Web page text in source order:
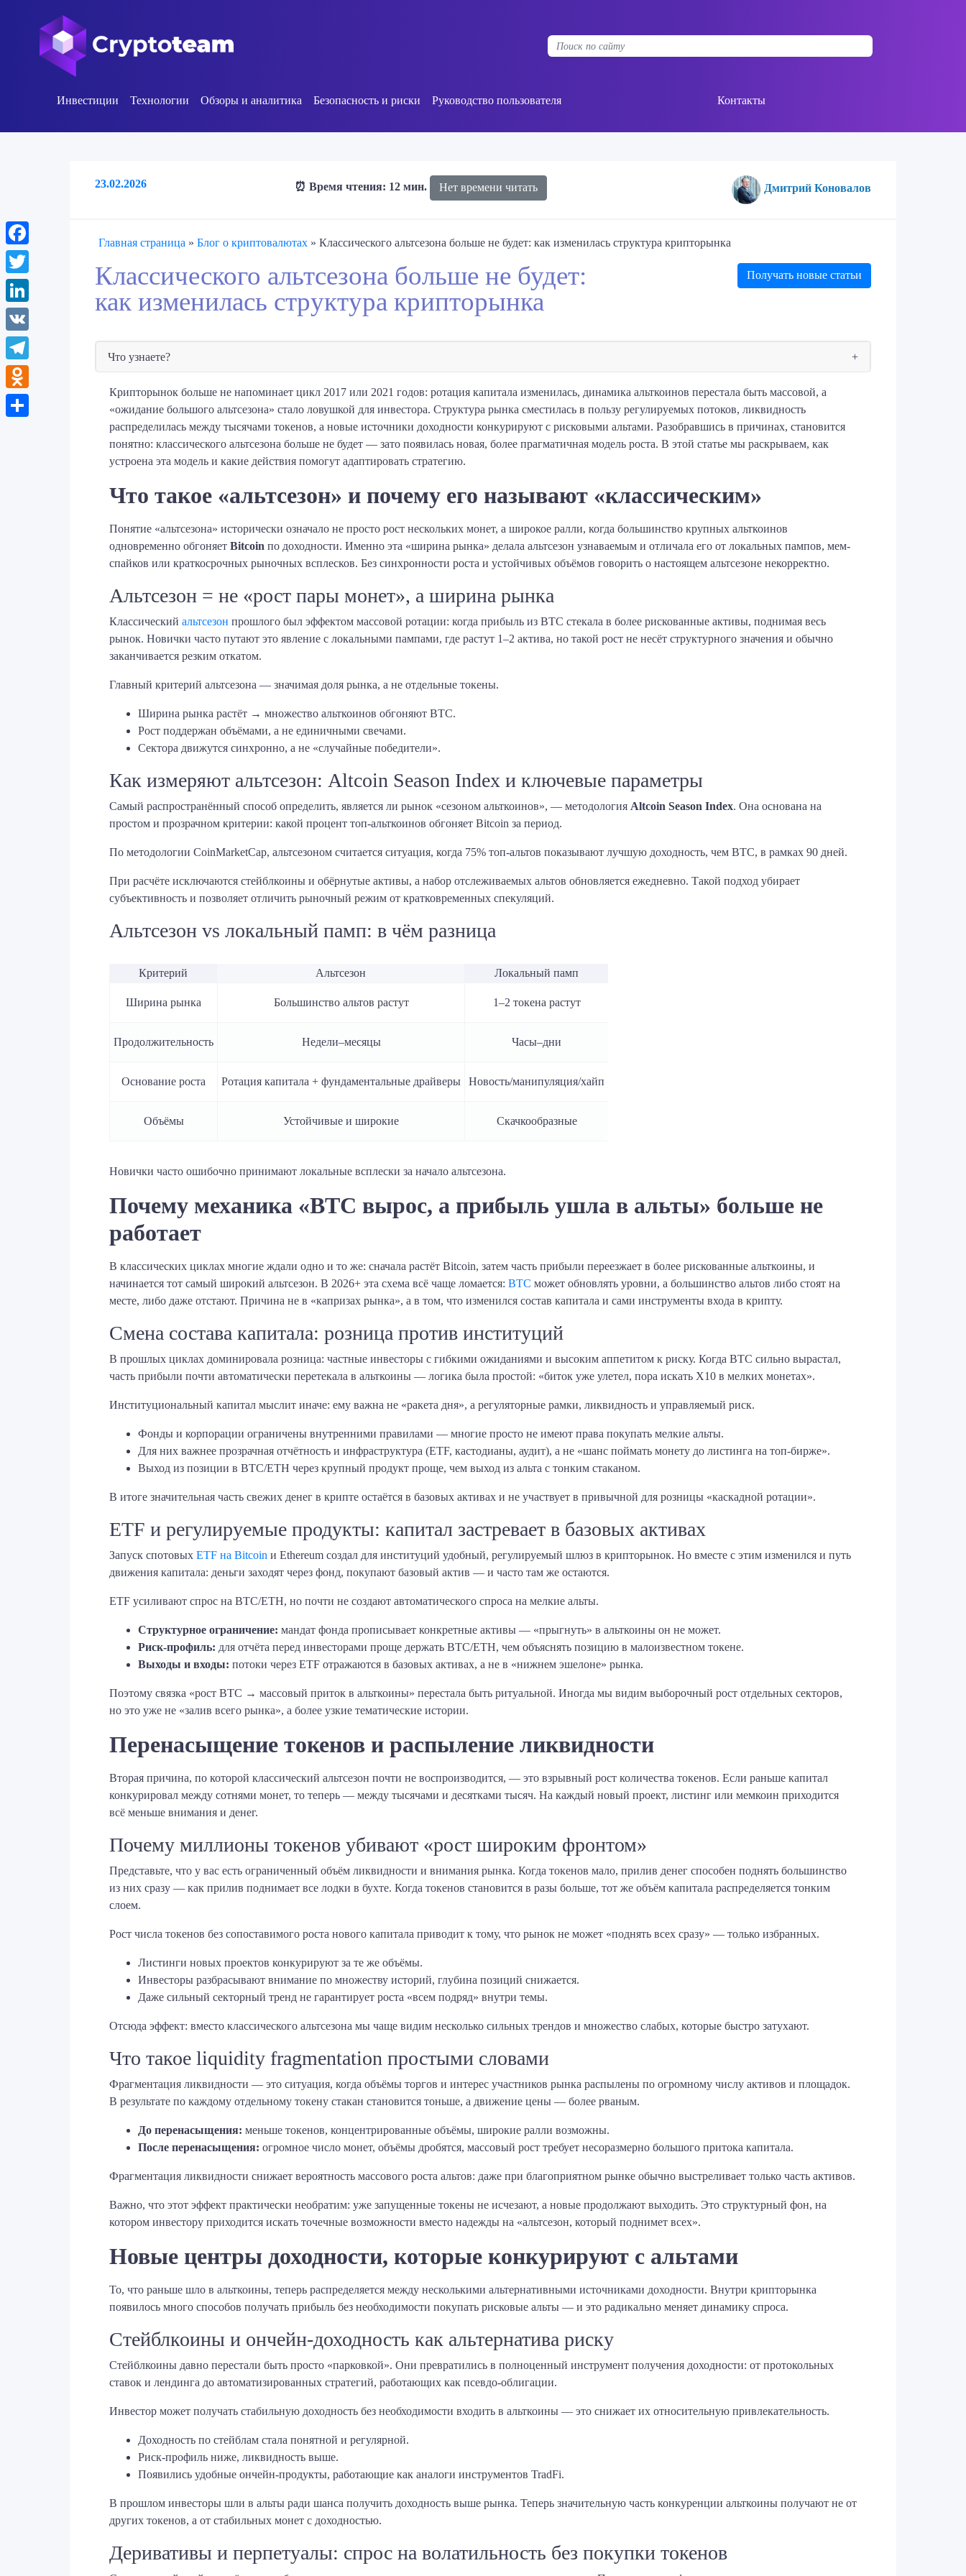
Инвестиции Технологии Обзоры и аналитика Безопасность и риски Руководство пользователя Контакты
23.02.2026 ⏰ Время чтения: 12 мин. Нет времени читать Дмитрий Коновалов
Главная страница » Блог о криптовалютах » Классического альтсезона больше не будет: как изменилась структура крипторынка
Классического альтсезона больше не будет:
как изменилась структура крипторынка
Получать новые статьи
Что узнаете?
Крипторынок больше не напоминает цикл 2017 или 2021 годов: ротация капитала изменилась, динамика альткоинов перестала быть массовой, а
«ожидание большого альтсезона» стало ловушкой для инвестора. Структура рынка сместилась в пользу регулируемых потоков, ликвидность
распределилась между тысячами токенов, а новые источники доходности конкурируют с рисковыми альтами. Разобравшись в причинах, становится
понятно: классического альтсезона больше не будет — зато появилась новая, более прагматичная модель роста. В этой статье мы раскрываем, как
устроена эта модель и какие действия помогут адаптировать стратегию.
Что такое «альтсезон» и почему его называют «классическим»
Понятие «альтсезона» исторически означало не просто рост нескольких монет, а широкое ралли, когда большинство крупных альткоинов
одновременно обгоняет Bitcoin по доходности. Именно эта «ширина рынка» делала альтсезон узнаваемым и отличала его от локальных пампов, мем-
спайков или краткосрочных рыночных всплесков. Без синхронности роста и устойчивых объёмов говорить о настоящем альтсезоне некорректно.
Альтсезон = не «рост пары монет», а ширина рынка
Классический альтсезон прошлого был эффектом массовой ротации: когда прибыль из BTC стекала в более рискованные активы, поднимая весь
рынок. Новички часто путают это явление с локальными пампами, где растут 1–2 актива, но такой рост не несёт структурного значения и обычно
заканчивается резким откатом.
Главный критерий альтсезона — значимая доля рынка, а не отдельные токены.
Ширина рынка растёт → множество альткоинов обгоняют BTC.
Рост поддержан объёмами, а не единичными свечами.
Сектора движутся синхронно, а не «случайные победители».
Как измеряют альтсезон: Altcoin Season Index и ключевые параметры
Самый распространённый способ определить, является ли рынок «сезоном альткоинов», — методология Altcoin Season Index. Она основана на
простом и прозрачном критерии: какой процент топ-альткоинов обгоняет Bitcoin за период.
По методологии CoinMarketCap, альтсезоном считается ситуация, когда 75% топ-альтов показывают лучшую доходность, чем BTC, в рамках 90 дней.
При расчёте исключаются стейблкоины и обёрнутые активы, а набор отслеживаемых альтов обновляется ежедневно. Такой подход убирает
субъективность и позволяет отличить рыночный режим от кратковременных спекуляций.
Альтсезон vs локальный памп: в чём разница
Критерий Альтсезон Локальный памп
Ширина рынка Большинство альтов растут 1–2 токена растут
Продолжительность Недели–месяцы Часы–дни
Основание роста Ротация капитала + фундаментальные драйверы Новость/манипуляция/хайп
Объёмы Устойчивые и широкие Скачкообразные
Новички часто ошибочно принимают локальные всплески за начало альтсезона.
Почему механика «BTC вырос, а прибыль ушла в альты» больше не
работает
В классических циклах многие ждали одно и то же: сначала растёт Bitcoin, затем часть прибыли переезжает в более рискованные альткоины, и
начинается тот самый широкий альтсезон. В 2026+ эта схема всё чаще ломается: BTC может обновлять уровни, а большинство альтов либо стоят на
месте, либо даже отстают. Причина не в «капризах рынка», а в том, что изменился состав капитала и сами инструменты входа в крипту.
Смена состава капитала: розница против институций
В прошлых циклах доминировала розница: частные инвесторы с гибкими ожиданиями и высоким аппетитом к риску. Когда BTC сильно вырастал,
часть прибыли почти автоматически перетекала в альткоины — логика была простой: «биток уже улетел, пора искать X10 в мелких монетах».
Институциональный капитал мыслит иначе: ему важна не «ракета дня», а регуляторные рамки, ликвидность и управляемый риск.
Фонды и корпорации ограничены внутренними правилами — многие просто не имеют права покупать мелкие альты.
Для них важнее прозрачная отчётность и инфраструктура (ETF, кастодианы, аудит), а не «шанс поймать монету до листинга на топ-бирже».
Выход из позиции в BTC/ETH через крупный продукт проще, чем выход из альта с тонким стаканом.
В итоге значительная часть свежих денег в крипте остаётся в базовых активах и не участвует в привычной для розницы «каскадной ротации».
ETF и регулируемые продукты: капитал застревает в базовых активах
Запуск спотовых ETF на Bitcoin и Ethereum создал для институций удобный, регулируемый шлюз в крипторынок. Но вместе с этим изменился и путь
движения капитала: деньги заходят через фонд, покупают базовый актив — и часто там же остаются.
ETF усиливают спрос на BTC/ETH, но почти не создают автоматического спроса на мелкие альты.
Структурное ограничение: мандат фонда прописывает конкретные активы — «прыгнуть» в альткоины он не может.
Риск-профиль: для отчёта перед инвесторами проще держать BTC/ETH, чем объяснять позицию в малоизвестном токене.
Выходы и входы: потоки через ETF отражаются в базовых активах, а не в «нижнем эшелоне» рынка.
Поэтому связка «рост BTC → массовый приток в альткоины» перестала быть ритуальной. Иногда мы видим выборочный рост отдельных секторов,
но это уже не «залив всего рынка», а более узкие тематические истории.
Перенасыщение токенов и распыление ликвидности
Вторая причина, по которой классический альтсезон почти не воспроизводится, — это взрывный рост количества токенов. Если раньше капитал
конкурировал между сотнями монет, то теперь — между тысячами и десятками тысяч. На каждый новый проект, листинг или мемкоин приходится
всё меньше внимания и денег.
Почему миллионы токенов убивают «рост широким фронтом»
Представьте, что у вас есть ограниченный объём ликвидности и внимания рынка. Когда токенов мало, прилив денег способен поднять большинство
из них сразу — как прилив поднимает все лодки в бухте. Когда токенов становится в разы больше, тот же объём капитала распределяется тонким
слоем.
Рост числа токенов без сопоставимого роста нового капитала приводит к тому, что рынок не может «поднять всех сразу» — только избранных.
Листинги новых проектов конкурируют за те же объёмы.
Инвесторы разбрасывают внимание по множеству историй, глубина позиций снижается.
Даже сильный секторный тренд не гарантирует роста «всем подряд» внутри темы.
Отсюда эффект: вместо классического альтсезона мы чаще видим несколько сильных трендов и множество слабых, которые быстро затухают.
Что такое liquidity fragmentation простыми словами
Фрагментация ликвидности — это ситуация, когда объёмы торгов и интерес участников рынка распылены по огромному числу активов и площадок.
В результате по каждому отдельному токену стакан становится тоньше, а движение цены — более рваным.
До перенасыщения: меньше токенов, концентрированные объёмы, широкие ралли возможны.
После перенасыщения: огромное число монет, объёмы дробятся, массовый рост требует несоразмерно большого притока капитала.
Фрагментация ликвидности снижает вероятность массового роста альтов: даже при благоприятном рынке обычно выстреливает только часть активов.
Важно, что этот эффект практически необратим: уже запущенные токены не исчезают, а новые продолжают выходить. Это структурный фон, на
котором инвестору приходится искать точечные возможности вместо надежды на «альтсезон, который поднимет всех».
Новые центры доходности, которые конкурируют с альтами
То, что раньше шло в альткоины, теперь распределяется между несколькими альтернативными источниками доходности. Внутри крипторынка
появилось много способов получать прибыль без необходимости покупать рисковые альты — и это радикально меняет динамику спроса.
Стейблкоины и ончейн-доходность как альтернатива риску
Стейблкоины давно перестали быть просто «парковкой». Они превратились в полноценный инструмент получения доходности: от протокольных
ставок и лендинга до автоматизированных стратегий, работающих как псевдо-облигации.
Инвестор может получать стабильную доходность без необходимости входить в альткоины — это снижает их относительную привлекательность.
Доходность по стейблам стала понятной и регулярной.
Риск-профиль ниже, ликвидность выше.
Появились удобные ончейн-продукты, работающие как аналоги инструментов TradFi.
В прошлом инвесторы шли в альты ради шанса получить доходность выше рынка. Теперь значительную часть конкуренции альткоины получают не от
других токенов, а от стабильных монет с доходностью.
Деривативы и перпетуалы: спрос на волатильность без покупки токенов
Facebook
Twitter
LinkedIn
VK
Telegram
Odnoklassniki